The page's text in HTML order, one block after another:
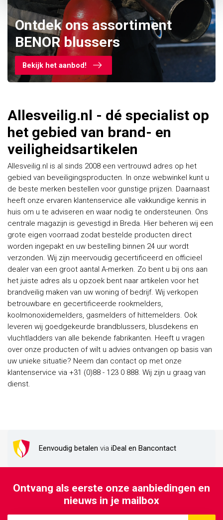
Ontdek ons assortiment
BENOR blussers
Bekijk het aanbod!
Allesveilig.nl - dé specialist op
het gebied van brand- en
veiligheidsartikelen
Allesveilig.nl is al sinds 2008 een vertrouwd adres op het
gebied van beveiligingsproducten. In onze webwinkel kunt u
de beste merken bestellen voor gunstige prijzen. Daarnaast
heeft onze ervaren klantenservice alle vakkundige kennis in
huis om u te adviseren en waar nodig te ondersteunen. Ons
centrale magazijn is gevestigd in Breda. Hier beheren wij een
grote eigen voorraad zodat bestelde producten direct
worden ingepakt en uw bestelling binnen 24 uur wordt
verzonden. Wij zijn meervoudig gecertificeerd en officieel
dealer van een groot aantal A-merken. Zo bent u bij ons aan
het juiste adres als u opzoek bent naar artikelen voor het
brandveilig maken van uw woning of bedrijf. Wij verkopen
betrouwbare en gecertificeerde rookmelders,
koolmonoxidemelders, gasmelders of hittemelders. Ook
leveren wij goedgekeurde brandblussers, blusdekens en
vluchtladders van alle bekende fabrikanten. Heeft u vragen
over onze producten of wilt u advies ontvangen op basis van
uw unieke situatie? Neem dan contact op met onze
klantenservice via +31 (0)88 - 123 0 888. Wij zijn u graag van
dienst.
Eenvoudig betalen via iDeal en Bancontact
Ontvang als eerste onze aanbiedingen en
nieuws in je mailbox